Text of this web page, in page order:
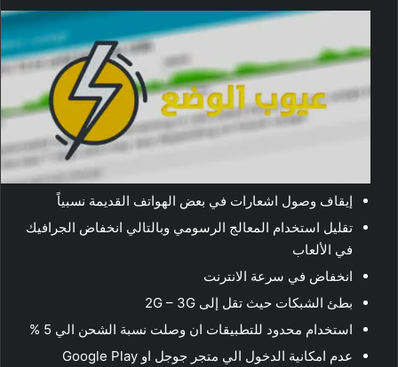
إيقاف وصول اشعارات في بعض الهواتف القديمة نسبياً
تقليل استخدام المعالج الرسومي وبالتالي انخفاض الجرافيك
في الألعاب
انخفاض في سرعة الانترنت
بطئ الشبكات حيث تقل إلى 2G – 3G
استخدام محدود للتطبيقات ان وصلت نسبة الشحن الي 5 %
عدم امكانية الدخول الي متجر جوجل او Google Play